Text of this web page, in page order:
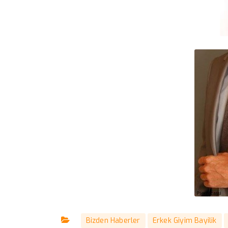
Bizden Haberler Erkek Giyim Bayilik